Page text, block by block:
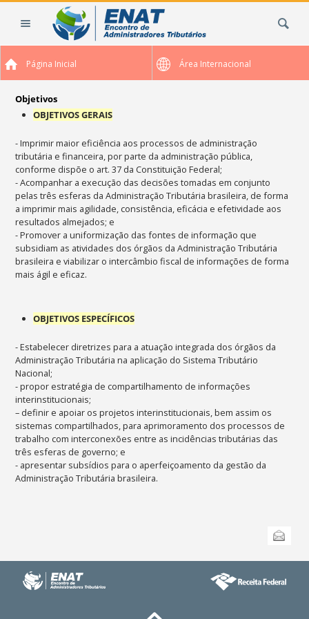
Página Inicial Área Internacional
Objetivos
OBJETIVOS GERAIS
- Imprimir maior eficiência aos processos de administração
tributária e financeira, por parte da administração pública,
conforme dispõe o art. 37 da Constituição Federal;
- Acompanhar a execução das decisões tomadas em conjunto
pelas três esferas da Administração Tributária brasileira, de forma
a imprimir mais agilidade, consistência, eficácia e efetividade aos
resultados almejados; e
- Promover a uniformização das fontes de informação que
subsidiam as atividades dos órgãos da Administração Tributária
brasileira e viabilizar o intercâmbio fiscal de informações de forma
mais ágil e eficaz.
OBJETIVOS ESPECÍFICOS
- Estabelecer diretrizes para a atuação integrada dos órgãos da
Administração Tributária na aplicação do Sistema Tributário
Nacional;
- propor estratégia de compartilhamento de informações
interinstitucionais;
– definir e apoiar os projetos interinstitucionais, bem assim os
sistemas compartilhados, para aprimoramento dos processos de
trabalho com interconexões entre as incidências tributárias das
três esferas de governo; e
- apresentar subsídios para o aperfeiçoamento da gestão da
Administração Tributária brasileira.